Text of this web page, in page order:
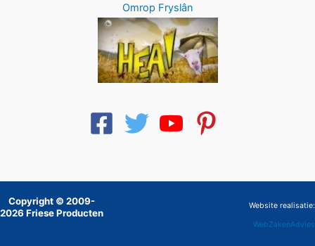
Omrop Fryslân
Website realisatie:
WebZakenAdvies
Copyright © 2009-
2026 Friese Producten